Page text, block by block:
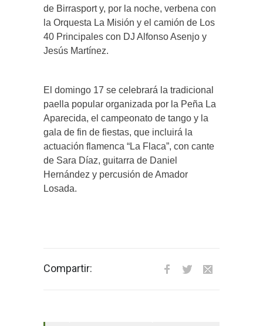
de Birrasport y, por la noche, verbena con
la Orquesta La Misión y el camión de Los
40 Principales con DJ Alfonso Asenjo y
Jesús Martínez.
El domingo 17 se celebrará la tradicional
paella popular organizada por la Peña La
Aparecida, el campeonato de tango y la
gala de fin de fiestas, que incluirá la
actuación flamenca “La Flaca”, con cante
de Sara Díaz, guitarra de Daniel
Hernández y percusión de Amador
Losada.
Compartir: